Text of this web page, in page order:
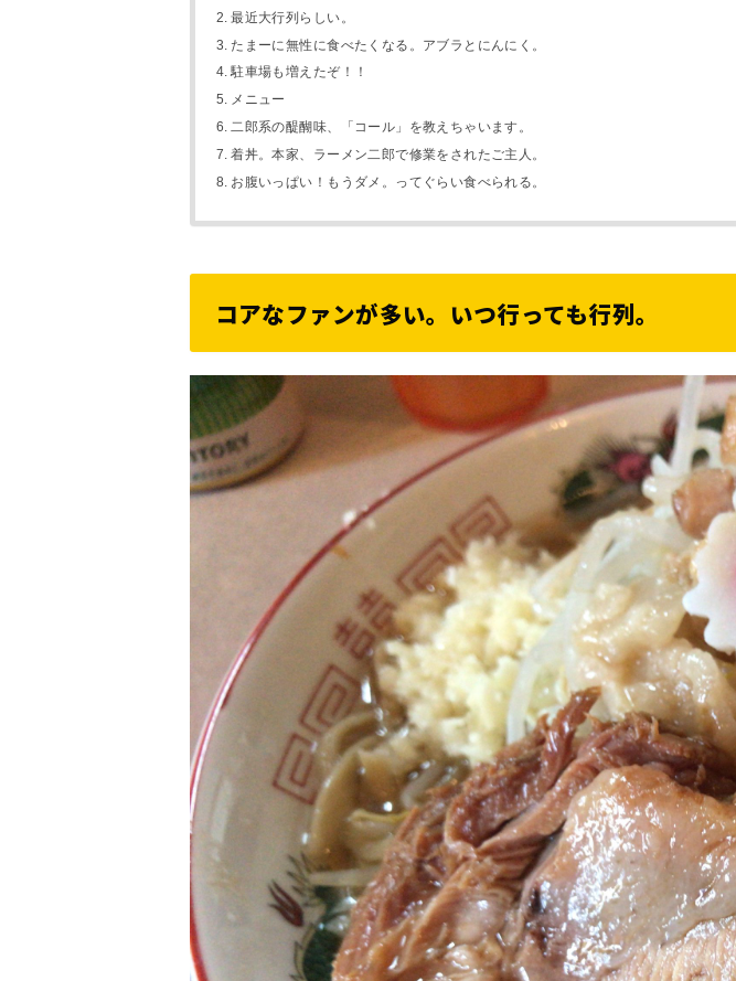
最近大行列らしい。
たまーに無性に食べたくなる。アブラとにんにく。
駐車場も増えたぞ！！
メニュー
二郎系の醍醐味、「コール」を教えちゃいます。
着丼。本家、ラーメン二郎で修業をされたご主人。
お腹いっぱい！もうダメ。ってぐらい食べられる。
コアなファンが多い。いつ行っても行列。